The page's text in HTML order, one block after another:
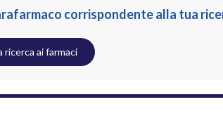
corrispondente alla tua
ricerca ai farmaci